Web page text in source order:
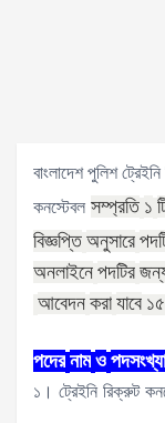
বাংলাদেশ পুলিশ
কনস্টেবল সম্প্রতি ১
বিজ্ঞপ্তি অনুসারে
অনলাইনে পদটির
আবেদন করা যাবে ১৫
পদের নাম ও পদসংখ্যা
১। ট্রেইনি রিক্রুট